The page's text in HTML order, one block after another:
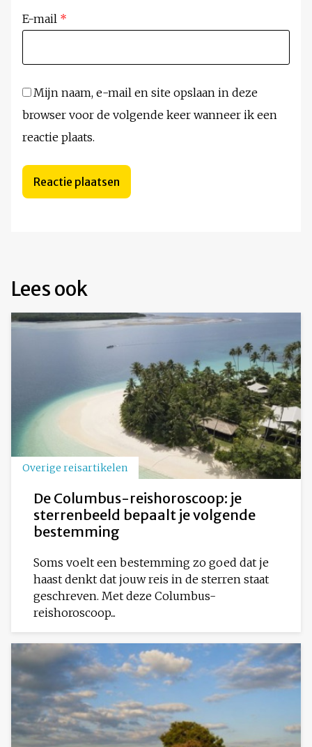
E-mail *
Mijn naam, e-mail en site opslaan in deze
browser voor de volgende keer wanneer ik een
reactie plaats.
Lees ook
Overige reisartikelen
De Columbus-reishoroscoop: je
sterrenbeeld bepaalt je volgende
bestemming
Soms voelt een bestemming zo goed dat je
haast denkt dat jouw reis in de sterren staat
geschreven. Met deze Columbus-
reishoroscoop...